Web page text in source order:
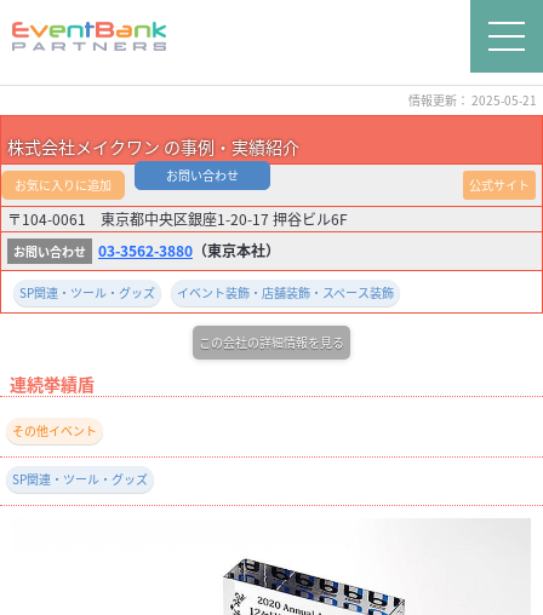
情報更新： 2025-05-21
株式会社メイクワン の事例・実績紹介
お気に入りに追加
〒104-0061 東京都中央区銀座1-20-17 押谷ビル6F
03-3562-3880 （東京本社）
公式サイト
お問い合わせ
SP関連・ツール・グッズ イベント装飾・店舗装飾・スペース装飾
この会社の詳細情報を見る
連続挙績盾
その他イベント
SP関連・ツール・グッズ